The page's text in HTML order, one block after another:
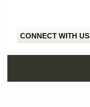
CONNECT WITH US